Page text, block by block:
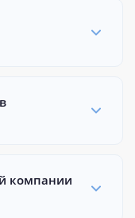
компании